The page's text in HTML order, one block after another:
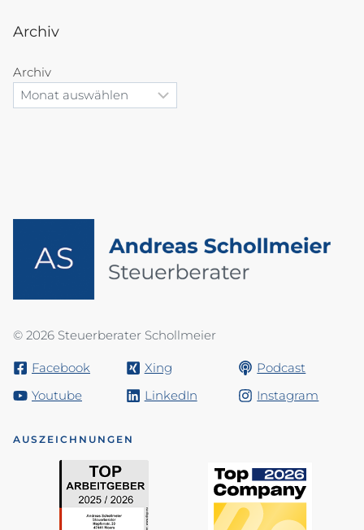
Archiv
Archiv
© 2026 Steuerberater Schollmeier
Facebook Xing
Podcast
Youtube
LinkedIn Instagram
AUSZEICHNUNGEN